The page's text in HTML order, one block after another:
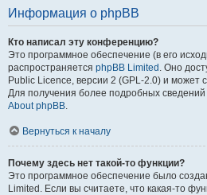
Информация о phpBB
Кто написал эту конференцию?
Это программное обеспечение (в его
распространяется phpBB Limited . Оно
Public Licence, версии 2 (GPL-2.0) и может
Для получения более подробных
About phpBB.
Вернуться к началу
Почему здесь нет такой-то функции?
Это программное обеспечение было
Limited. Если вы считаете, что какая-то